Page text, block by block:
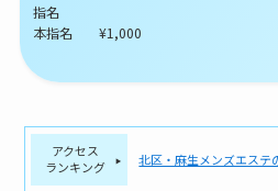
指名
本指名 ¥1,000
アクセス
ランキング
北区・麻生メンズエステ